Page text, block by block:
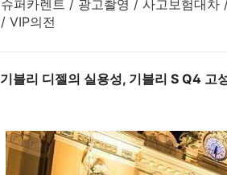
슈퍼카렌트 / 광고촬영 / 사고보험대차
/ VIP의전
기블리 디젤의 실용성, 기블리 S Q4 고